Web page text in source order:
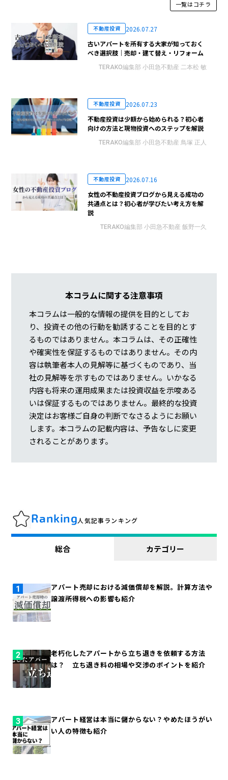
一覧はコチラ
不動産投資
2026.07.27
古いアパートを所有する大家が知っておく
べき選択肢｜売却・建て替え・リフォーム
TERAKO編集部 小田急不動産 二本松 敏
不動産投資
2026.07.23
不動産投資は少額から始められる？初心者
向けの方法と現物投資へのステップを解説
TERAKO編集部 小田急不動産 鳥塚 正人
不動産投資
2026.07.16
女性の不動産投資ブログから見える成功の
共通点とは？初心者が学びたい考え方を解
説
TERAKO編集部 小田急不動産 飯野一久
本コラムに関する注意事項
本コラムは一般的な情報の提供を目的としてお
り、投資その他の行動を勧誘することを目的とす
るものではありません。本コラムは、その正確性
や確実性を保証するものではありません。その内
容は執筆者本人の見解等に基づくものであり、当
社の見解等を示すものではありません。いかなる
内容も将来の運用成果または投資収益を示唆ある
いは保証するものではありません。最終的な投資
決定はお客様ご自身の判断でなさるようにお願い
します。本コラムの記載内容は、予告なしに変更
されることがあります。
Ranking人気記事ランキング
総合 カテゴリー
アパート売却における減価償却を解説。計算方法や
譲渡所得税への影響も紹介
老朽化したアパートから立ち退きを依頼する方法
は？ 立ち退き料の相場や交渉のポイントを紹介
アパート経営は本当に儲からない？やめたほうがい
い人の特徴も紹介